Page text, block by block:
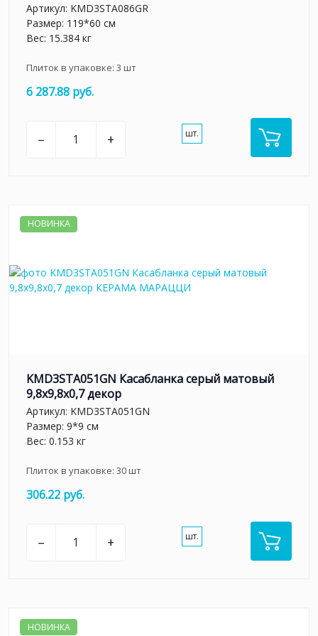
Артикул: KMD3STA086GR
Размер: 119*60 см
Вес: 15.384 кг
Плиток в упаковке: 3 шт
6 287.88 руб.
– + шт.
НОВИНКА
KMD3STA051GN Касабланка серый матовый
9,8x9,8x0,7 декор
Артикул: KMD3STA051GN
Размер: 9*9 см
Вес: 0.153 кг
Плиток в упаковке: 30шт
306.22 руб.
– + шт.
НОВИНКА